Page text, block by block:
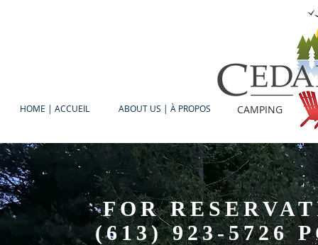
HOME | ACCUEIL ABOUT US | À PROPOS CAMPING
FOR
(613) 923-5726